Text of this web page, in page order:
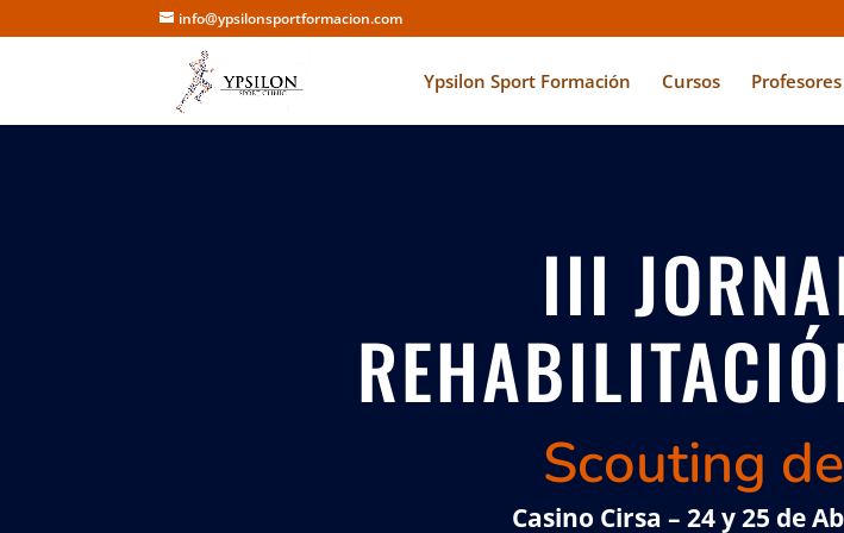
info@ypsilonsportformacion.com
Ypsilon Sport Formación Cursos Profesores
III
Scouting
Casino Cirsa – 24 y 25 de